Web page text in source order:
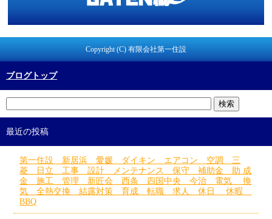
Copyright (C) 有限会社第一住設
ブログトップ
最近の投稿
第一住設 新居浜 愛媛 ダイキン エアコン 空調 三
菱 日立 工事 設計 メンテナンス 保守 補助金 助 成
金 施工 管理 新匠会 西条 四国中央 今治 電気 換
気 全熱交換 結露対策 育成 転職 求人 休日 休暇
BBQ